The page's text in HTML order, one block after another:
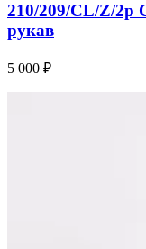
210/209/CL/Z/2p
рукав
5 000 ₽